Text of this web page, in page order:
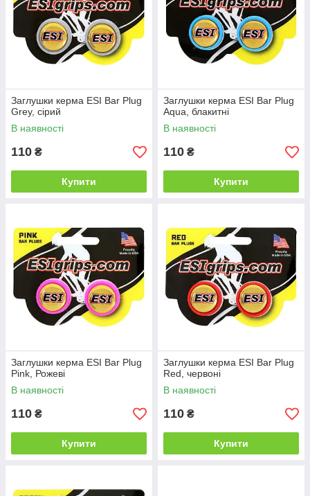
Заглушки керма ESI Bar Plug
Grey, сірий
В наявності
110 ₴
Купити
Заглушки керма ESI Bar Plug
Aqua, блакитні
В наявності
110 ₴
Купити
Заглушки керма ESI Bar Plug
Pink, Рожеві
В наявності
110 ₴
Купити
Заглушки керма ESI Bar Plug
Red, червоні
В наявності
110 ₴
Купити